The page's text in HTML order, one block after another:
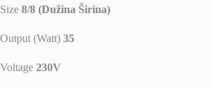
Size 8/8 (Dužina Širina)
Output (Watt) 35
Voltage 230V